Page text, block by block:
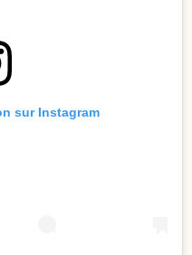
sur Instagram